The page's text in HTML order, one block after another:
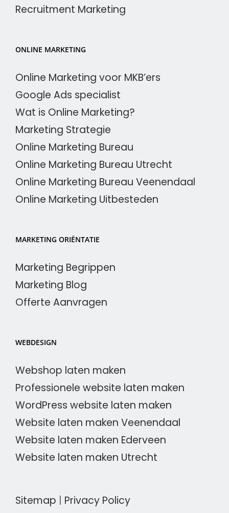
Recruitment Marketing
ONLINE MARKETING
Online Marketing voor MKB’ers
Google Ads specialist
Wat is Online Marketing?
Marketing Strategie
Online Marketing Bureau
Online Marketing Bureau Utrecht
Online Marketing Bureau Veenendaal
Online Marketing Uitbesteden
MARKETING ORIËNTATIE
Marketing Begrippen
Marketing Blog
Offerte Aanvragen
WEBDESIGN
Webshop laten maken
Professionele website laten maken
WordPress website laten maken
Website laten maken Veenendaal
Website laten maken Ederveen
Website laten maken Utrecht
Sitemap Privacy Policy